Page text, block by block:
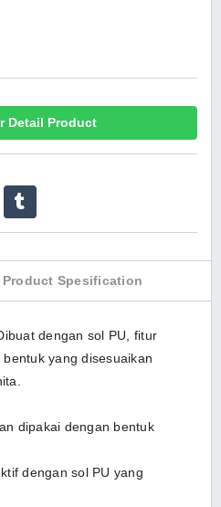
Detail Product
Product Spesification
dengan sol PU, fitur
yang disesuaikan
dipakai dengan bentuk
dengan sol PU yang